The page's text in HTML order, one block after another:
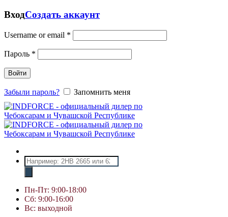
ВходСоздать аккаунт
Username or email *
Пароль *
Войти
Забыли пароль? Запомнить меня
Поиск
товаров
Пн-Пт: 9:00-18:00
Сб: 9:00-16:00
Вс: выходной